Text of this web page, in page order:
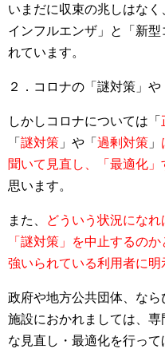
いまだに収束の兆しはな
インフルエンザ」と「新
れています。
２．コロナの「謎対策」
しかしコロナについては「
「 謎対策 」や「 過剰対策 」
聞いて見直し、「最適化」
思います。
また、
どういう状況にな
「謎対策」を中止するの
強いられている利用者に明
政府や地方公共団体、な
施設におかれましては、
な見直し・最適化を行って